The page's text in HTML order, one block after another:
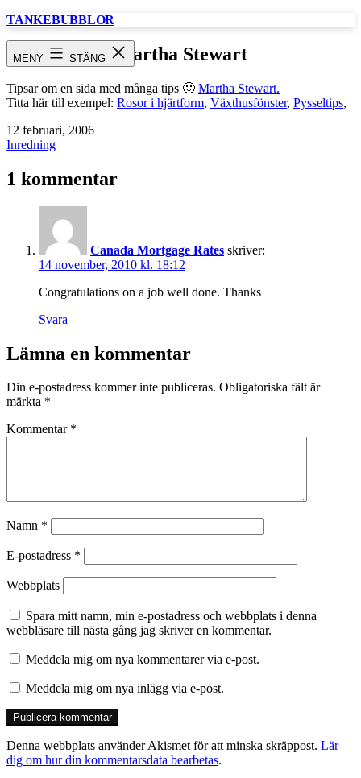
Hoppa
TANKEBUBBLOR
MENY STÄNG Martha Stewart
Tipsar om en sida med många tips 🙂 Martha Stewart.
Titta här till exempel: Rosor i hjärtform, Växthusfönster, Pysseltips,
Publicerat
den
12 februari, 2006
Kategoriserat
Inredning
1 kommentar
Canada Mortgage Rates skriver:
14 november, 2010 kl. 18:12
Congratulations on a job well done. Thanks
Svara
Lämna en kommentar
Din e-postadress kommer inte publiceras. Obligatoriska fält är
märkta *
Kommentar *
Namn *
E-postadress *
Webbplats
Spara mitt namn, min e-postadress och webbplats i denna
webbläsare till nästa gång jag skriver en kommentar.
Meddela mig om nya kommentarer via e-post.
Meddela mig om nya inlägg via e-post.
Denna webbplats använder Akismet för att minska skräppost. Lär
dig om hur din kommentarsdata bearbetas.